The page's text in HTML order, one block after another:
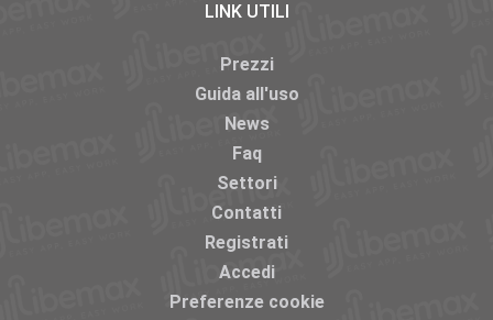
LINK UTILI
Prezzi
Guida all'uso
News
Faq
Settori
Contatti
Registrati
Accedi
Preferenze cookie